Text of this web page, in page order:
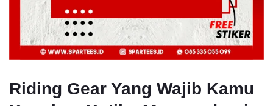
Riding Gear Yang Wajib Kamu